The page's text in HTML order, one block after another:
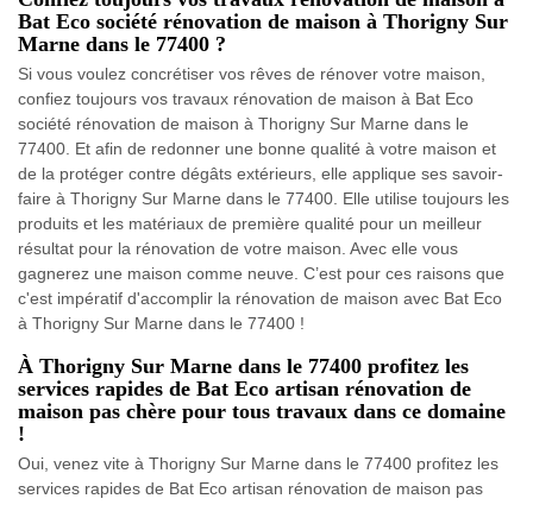
Bat Eco société rénovation de maison à Thorigny Sur
Marne dans le 77400 ?
Si vous voulez concrétiser vos rêves de rénover votre maison,
confiez toujours vos travaux rénovation de maison à Bat Eco
société rénovation de maison à Thorigny Sur Marne dans le
77400. Et afin de redonner une bonne qualité à votre maison et
de la protéger contre dégâts extérieurs, elle applique ses savoir-
faire à Thorigny Sur Marne dans le 77400. Elle utilise toujours les
produits et les matériaux de première qualité pour un meilleur
résultat pour la rénovation de votre maison. Avec elle vous
gagnerez une maison comme neuve. C’est pour ces raisons que
c'est impératif d'accomplir la rénovation de maison avec Bat Eco
à Thorigny Sur Marne dans le 77400 !
À Thorigny Sur Marne dans le 77400 profitez les
services rapides de Bat Eco artisan rénovation de
maison pas chère pour tous travaux dans ce domaine
!
Oui, venez vite à Thorigny Sur Marne dans le 77400 profitez les
services rapides de Bat Eco artisan rénovation de maison pas